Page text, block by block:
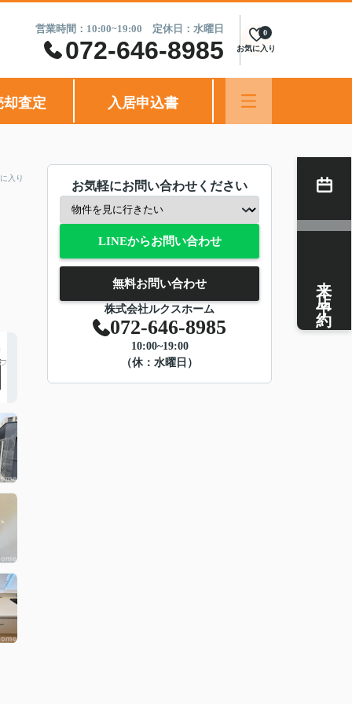
営業時間：10:00~19:00 定休日：水曜日
072-646-8985 お気に入り
0
却査定 入居申込書
入り
お気軽にお問い合わせください
LINEからお問い合わせ
無料お問い合わせ
株式会社ルクスホーム
072-646-8985
10:00~19:00
（休：水曜日）
来店予約